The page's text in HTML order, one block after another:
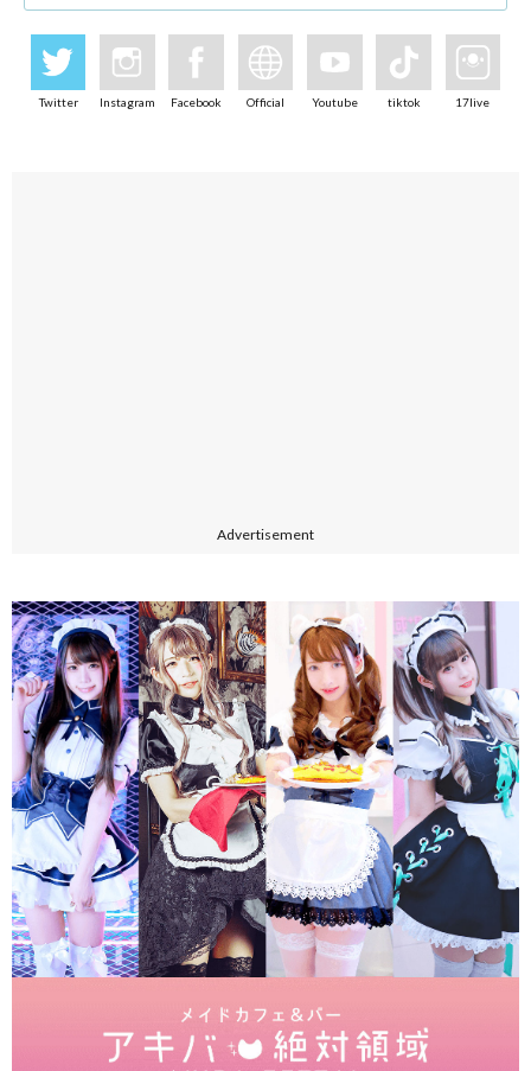
Twitter Instagram Facebook Official Youtube tiktok 17live
Advertisement